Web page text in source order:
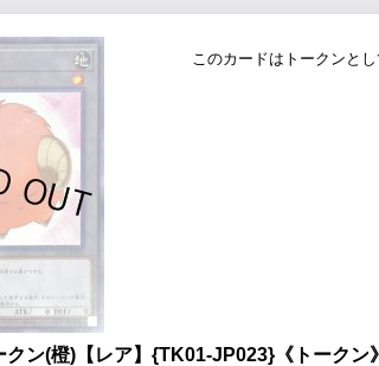
このカードはトークンと
クン(橙)【レア】{TK01-JP023}《トークン》